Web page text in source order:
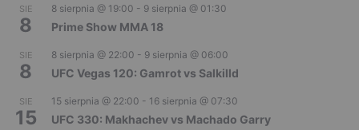
SIE
8
8 sierpnia @ 19:00 - 9 sierpnia @ 01:30
Prime Show MMA 18
SIE
8
8 sierpnia @ 22:00 - 9 sierpnia @ 06:00
UFC Vegas 120: Gamrot vs Salkilld
SIE
15
15 sierpnia @ 22:00 - 16 sierpnia @ 07:30
UFC 330: Makhachev vs Machado Garry